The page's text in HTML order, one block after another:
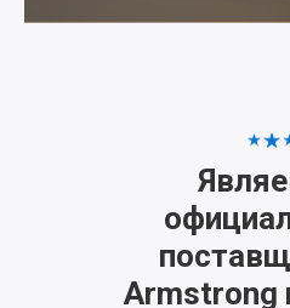
Armstrong